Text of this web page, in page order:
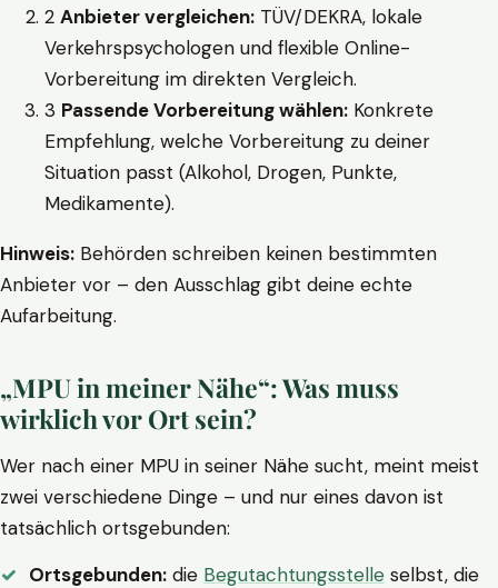
2 Anbieter vergleichen: TÜV/DEKRA, lokale
Verkehrspsychologen und flexible Online-
Vorbereitung im direkten Vergleich.
3 Passende Vorbereitung wählen: Konkrete
Empfehlung, welche Vorbereitung zu deiner
Situation passt (Alkohol, Drogen, Punkte,
Medikamente).
Hinweis: Behörden schreiben keinen bestimmten
Anbieter vor – den Ausschlag gibt deine echte
Aufarbeitung.
„MPU in meiner Nähe“: Was muss
wirklich vor Ort sein?
Wer nach einer MPU in seiner Nähe sucht, meint meist
zwei verschiedene Dinge – und nur eines davon ist
tatsächlich ortsgebunden:
Ortsgebunden: die Begutachtungsstelle selbst, die